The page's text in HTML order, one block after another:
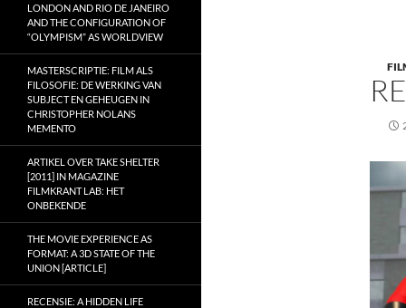
LONDON AND RIO DE JANEIRO
AND THE CONFIGURATION OF
“OLYMPISM” AS WORLDVIEW
MASTERSCRIPTIE: FILM ALS
FILOSOFIE: DE WERKING VAN
SUBJECT EN GEHEUGEN IN
CHRISTOPHER NOLANS
MEMENTO
ARTIKEL OVER TAKE SHELTER
[2011] IN MAGAZINE
FILMKRANT LAB: HET
ONBEKENDE
THE MOVIE EXPERIENCE AS
FORMAT: A 3D STATE OF THE
UNION [ARTICLE]
RECENSIE: A HIDDEN LIFE